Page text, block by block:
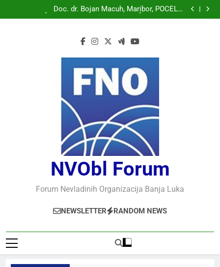
SLOVENAČKOM PARLAMENTU
Doc. dr. Bojan Macuh, Maribor, POČELO
OBILJEŽAVANJE 30 GODINA USPJEŠNOG RADA I
Prof.dr Vaso Bojanić, MOGU LI KOMPJUTERI POSTATI
Doc. dr. Bojan Macuh, Maribor, POLITIČKA KRIZA U
SLOVENAČKOM PARLAMENTU
Doc. dr. Bojan Macuh, Maribor, POČELO
RAZVOJA DEFENDOLOGIJE – POGLED IZ SLOVENIJE
AUTORITARNO LUDILO
NVObl Forum
Forum Nevladinih Organizacija Banja Luka
NEWSLETTER RANDOM NEWS